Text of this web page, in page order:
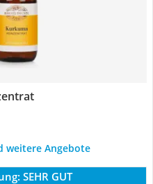
weitere Angebote
SEHR GUT